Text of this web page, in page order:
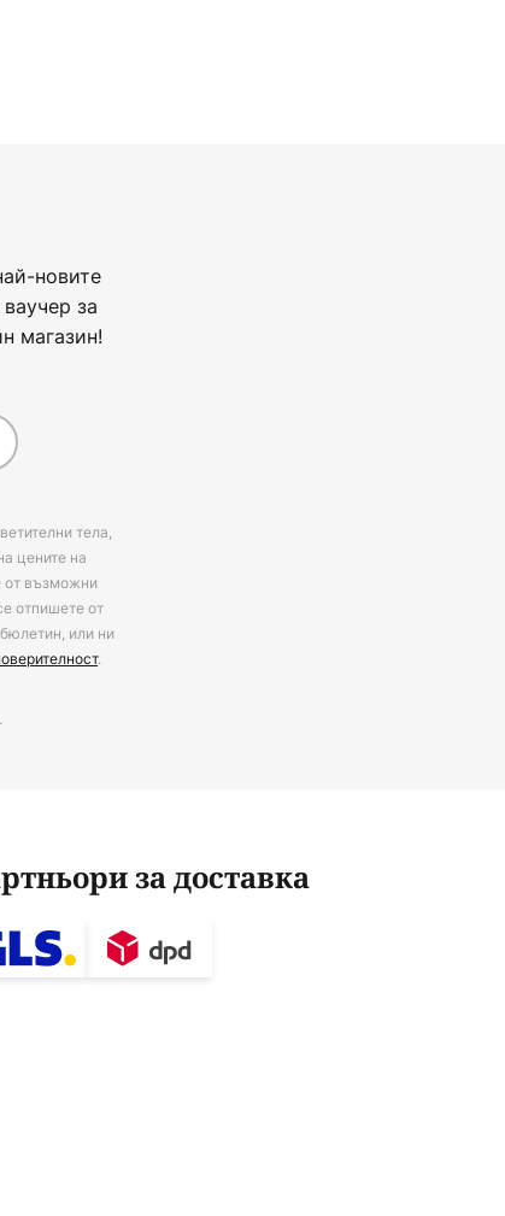
новите
за
магазин!
тела,
цените на
от възможни
отпишете от
или ни
.
за доставка